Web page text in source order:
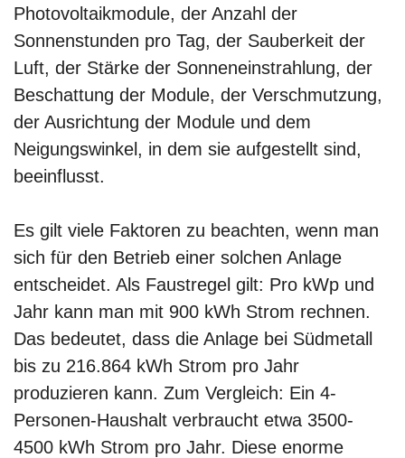
Photovoltaikmodule, der Anzahl der
Sonnenstunden pro Tag, der Sauberkeit der
Luft, der Stärke der Sonneneinstrahlung, der
Beschattung der Module, der Verschmutzung,
der Ausrichtung der Module und dem
Neigungswinkel, in dem sie aufgestellt sind,
beeinflusst.
Es gilt viele Faktoren zu beachten, wenn man
sich für den Betrieb einer solchen Anlage
entscheidet. Als Faustregel gilt: Pro kWp und
Jahr kann man mit 900 kWh Strom rechnen.
Das bedeutet, dass die Anlage bei Südmetall
bis zu 216.864 kWh Strom pro Jahr
produzieren kann. Zum Vergleich: Ein 4-
Personen-Haushalt verbraucht etwa 3500-
4500 kWh Strom pro Jahr. Diese enorme